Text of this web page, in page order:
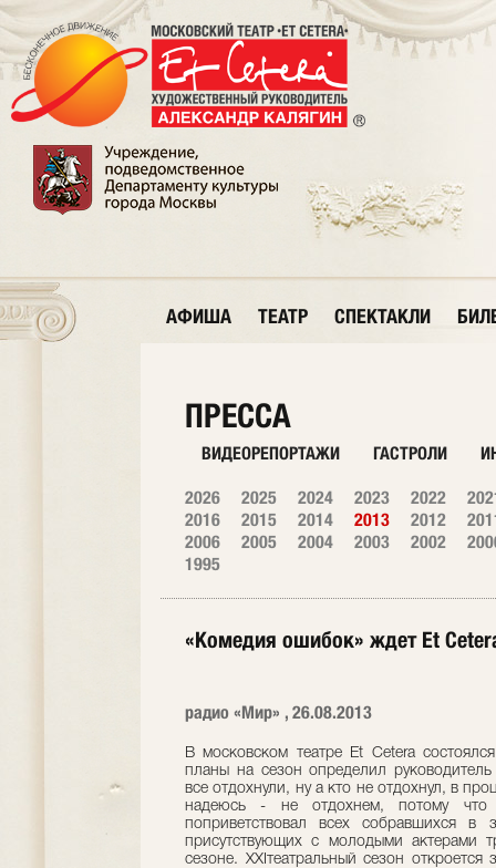
АФИША ТЕАТР СПЕКТАКЛИ
ПРЕССА
ВИДЕОРЕПОРТАЖИ ГАСТРОЛИ
2026 2025 2024 2023 2022
2016
2015 2014 2013 2012
2006
2005 2004 2003 2002
1995
«Комедия ошибок» ждет Et
радио «Мир» , 26.08.2013
В московском театре Et Cetera
планы на сезон определил
все отдохнули, ну а кто не отдохнул, в
надеюсь - не отдохнем, потому что
поприветствовал всех собравшихся в
присутствующих с молодыми актерами
сезоне. XXIтеатральный сезон откроется